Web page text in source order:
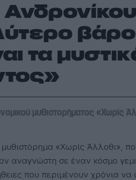
τα
μυθιστορήματος «Χωρίς
αναγνώστη σε έναν κόσμο
που περιμένουν χρόνια